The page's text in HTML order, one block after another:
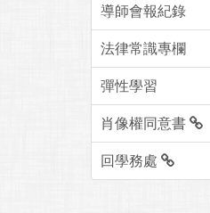
導師會報紀錄
法律常識專欄
彈性學習
肖像權同意書
回學務處